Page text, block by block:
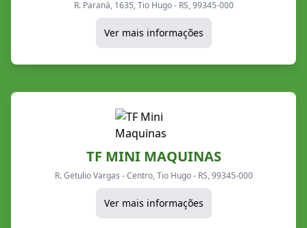
R. Paraná, 1635, Tio Hugo - RS, 99345-000
Ver mais informações
TF MINI MAQUINAS
R. Getulio Vargas - Centro, Tio Hugo - RS, 99345-000
Ver mais informações